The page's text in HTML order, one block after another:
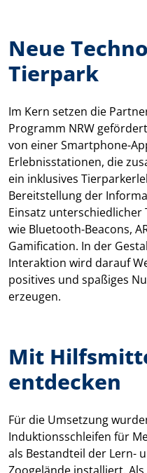
Neue
Tierpark
Im Kern setzen die
Programm NRW
von einer Smartphone-
Erlebnisstationen, die
ein inklusives
Bereitstellung der
Einsatz unterschiedlicher
wie Bluetooth-Beacons,
Gamification. In der
Interaktion wird darauf
positives und spaßiges
erzeugen.
Mit
entdecken
Für die Umsetzung
Induktionsschleifen für
als Bestandteil der Lern-